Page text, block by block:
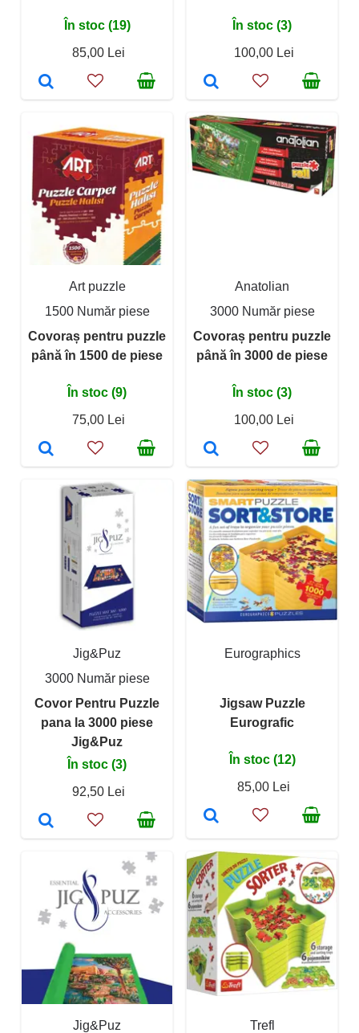
În stoc (19)
85,00 Lei
În stoc (3)
100,00 Lei
Art puzzle
1500 Număr piese
Covoraș pentru puzzle
până în 1500 de piese
În stoc (9)
75,00 Lei
Anatolian
3000 Număr piese
Covoraș pentru puzzle
până în 3000 de piese
În stoc (3)
100,00 Lei
Jig&Puz
3000 Număr piese
Covor Pentru Puzzle
pana la 3000 piese
Jig&Puz
În stoc (3)
92,50 Lei
Eurographics
Jigsaw Puzzle
Eurografic
În stoc (12)
85,00 Lei
Jig&Puz
Trefl